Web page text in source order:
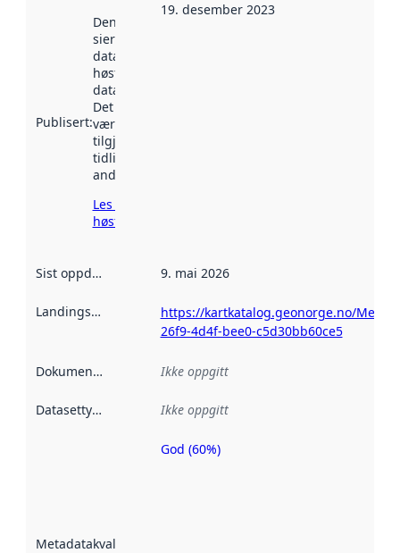
Publisert:
Denne datoen
sier når
datasettet ble
høstet av
data.norge.no.
Det kan ha
vært
tilgjengelig
tidligere
andre steder.
Les mer om
høsting her
19. desember 2023
Sist oppdatert 9. mai 2026
Landingsside
https://kartkatalog.geonorge.no/
26f9-4d4f-bee0-c5d30bb60ce5
Dokumentasjon Ikke oppgitt
Datasettype Ikke oppgitt
Metadatakvalitet
Metadatakvalitet
God (60%)